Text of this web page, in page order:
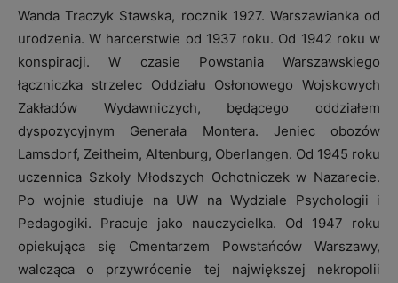
Wanda Traczyk Stawska, rocznik 1927. Warszawianka od
urodzenia. W harcerstwie od 1937 roku. Od 1942 roku w
konspiracji. W czasie Powstania Warszawskiego
łączniczka strzelec Oddziału Osłonowego Wojskowych
Zakładów Wydawniczych, będącego oddziałem
dyspozycyjnym Generała Montera. Jeniec obozów
Lamsdorf, Zeitheim, Altenburg, Oberlangen. Od 1945 roku
uczennica Szkoły Młodszych Ochotniczek w Nazarecie.
Po wojnie studiuje na UW na Wydziale Psychologii i
Pedagogiki. Pracuje jako nauczycielka. Od 1947 roku
opiekująca się Cmentarzem Powstańców Warszawy,
walcząca o przywrócenie tej największej nekropolii